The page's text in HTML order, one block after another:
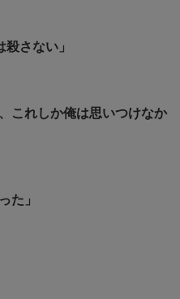
さない」
これしか俺は思いつけなか
た」